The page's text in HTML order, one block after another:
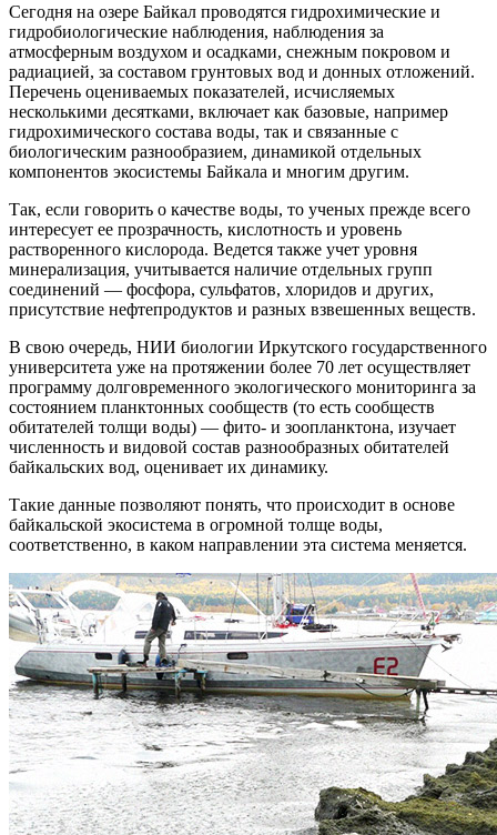
Сегодня на озере Байкал проводятся гидрохимические и
гидробиологические наблюдения, наблюдения за
атмосферным воздухом и осадками, снежным покровом и
радиацией, за составом грунтовых вод и донных отложений.
Перечень оцениваемых показателей, исчисляемых
несколькими десятками, включает как базовые, например
гидрохимического состава воды, так и связанные с
биологическим разнообразием, динамикой отдельных
компонентов экосистемы Байкала и многим другим.
Так, если говорить о качестве воды, то ученых прежде всего
интересует ее прозрачность, кислотность и уровень
растворенного кислорода. Ведется также учет уровня
минерализация, учитывается наличие отдельных групп
соединений — фосфора, сульфатов, хлоридов и других,
присутствие нефтепродуктов и разных взвешенных веществ.
В свою очередь, НИИ биологии Иркутского государственного
университета уже на протяжении более 70 лет осуществляет
программу долговременного экологического мониторинга за
состоянием планктонных сообществ (то есть сообществ
обитателей толщи воды) — фито- и зоопланктона, изучает
численность и видовой состав разнообразных обитателей
байкальских вод, оценивает их динамику.
Такие данные позволяют понять, что происходит в основе
байкальской экосистема в огромной толще воды,
соответственно, в каком направлении эта система меняется.